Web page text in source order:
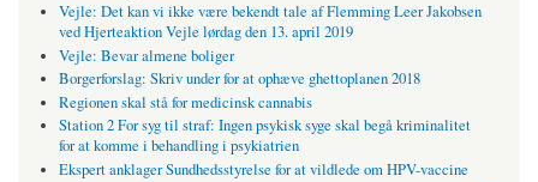
Vejle: Det kan vi ikke være bekendt tale af Flemming Leer Jakobsen
ved Hjerteaktion Vejle lørdag den 13. april 2019
Vejle: Bevar almene boliger
Borgerforslag: Skriv under for at ophæve ghettoplanen 2018
Regionen skal stå for medicinsk cannabis
Station 2 For syg til straf: Ingen psykisk syge skal begå kriminalitet
for at komme i behandling i psykiatrien
Ekspert anklager Sundhedsstyrelse for at vildlede om HPV-vaccine